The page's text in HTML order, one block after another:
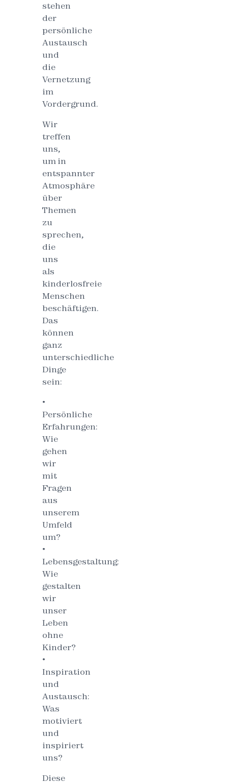
stehen
der
persönliche
Austausch
und
die
Vernetzung
im
Vordergrund.
Wir
treffen
uns,
um in
entspannter
Atmosphäre
über
Themen
zu
sprechen,
die
uns
als
kinderlosfreie
Menschen
beschäftigen.
Das
können
ganz
unterschiedliche
Dinge
sein:
•
Persönliche
Erfahrungen:
Wie
gehen
wir
mit
Fragen
aus
unserem
Umfeld
um?
•
Lebensgestaltung:
Wie
gestalten
wir
unser
Leben
ohne
Kinder?
•
Inspiration
und
Austausch:
Was
motiviert
und
inspiriert
uns?
Diese